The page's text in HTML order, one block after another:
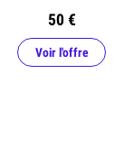
50 €
Voir l'offre